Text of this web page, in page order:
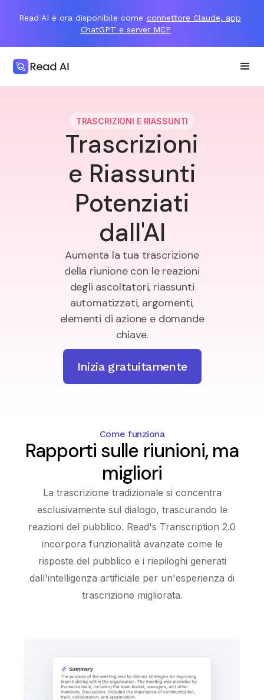
Read AI è ora disponibile come connettore Claude, app
ChatGPT e server MCP
TRASCRIZIONI E RIASSUNTI
Trascrizioni
e Riassunti
Potenziati
dall'AI
Aumenta la tua trascrizione
della riunione con le reazioni
degli ascoltatori, riassunti
automatizzati, argomenti,
elementi di azione e domande
chiave.
Inizia gratuitamente
Come funziona
Rapporti sulle riunioni, ma
migliori
La trascrizione tradizionale si concentra
esclusivamente sul dialogo, trascurando le
reazioni del pubblico. Read's Transcription 2.0
incorpora funzionalità avanzate come le
risposte del pubblico e i riepiloghi generati
dall'intelligenza artificiale per un'esperienza di
trascrizione migliorata.